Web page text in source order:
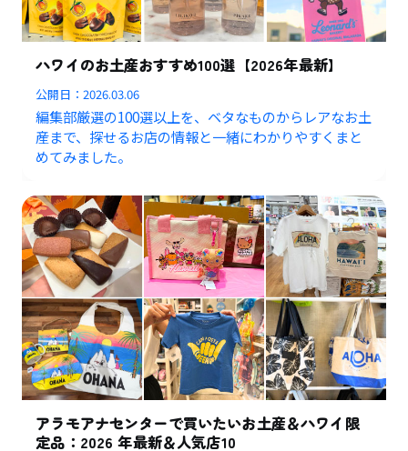
ハワイのお土産おすすめ100選【2026年最新】
公開日：2026.03.06
編集部厳選の100選以上を、ベタなものからレアなお土
産まで、探せるお店の情報と一緒にわかりやすくまと
めてみました。
アラモアナセンターで買いたいお土産＆ハワイ限
定品：2026 年最新＆人気店10